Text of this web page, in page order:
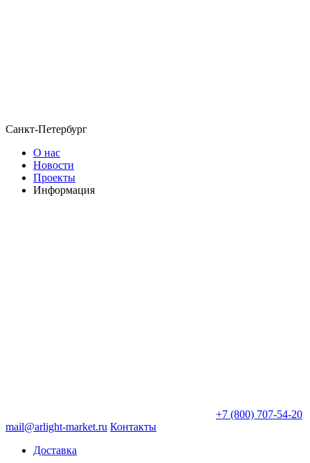
Санкт-Петербург
О нас
Новости
Проекты
Информация
+7 (800) 707-54-20
mail@arlight-market.ru Контакты
Доставка